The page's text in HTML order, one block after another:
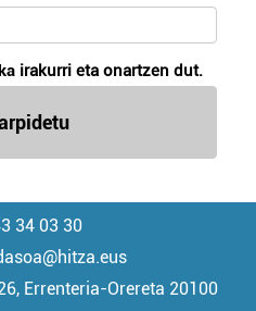
irakurri eta onartzen dut.
34 03 30
Errenteria-Orereta 20100